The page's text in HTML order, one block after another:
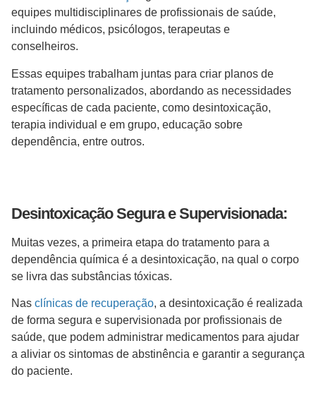
equipes multidisciplinares de profissionais de saúde,
incluindo médicos, psicólogos, terapeutas e
conselheiros.
Essas equipes trabalham juntas para criar planos de
tratamento personalizados, abordando as necessidades
específicas de cada paciente, como desintoxicação,
terapia individual e em grupo, educação sobre
dependência, entre outros.
Desintoxicação Segura e Supervisionada:
Muitas vezes, a primeira etapa do tratamento para a
dependência química é a desintoxicação, na qual o corpo
se livra das substâncias tóxicas.
Nas clínicas de recuperação, a desintoxicação é realizada
de forma segura e supervisionada por profissionais de
saúde, que podem administrar medicamentos para ajudar
a aliviar os sintomas de abstinência e garantir a segurança
do paciente.